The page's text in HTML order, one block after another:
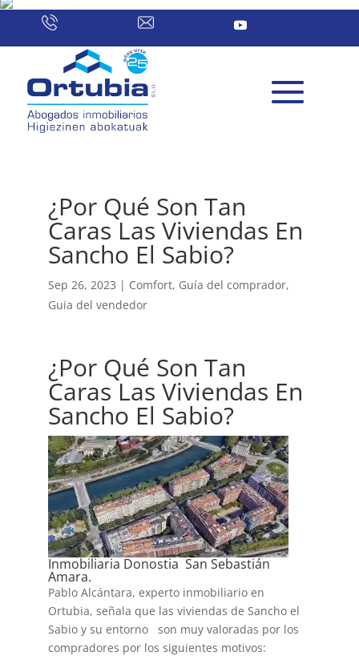
¿Por Qué Son Tan
Caras Las Viviendas En
Sancho El Sabio?
Sep 26, 2023 | Comfort, Guía del comprador,
Guia del vendedor
¿Por Qué Son Tan
Caras Las Viviendas En
Sancho El Sabio?
Inmobiliaria Donostia San Sebastián
Amara.
Pablo Alcántara, experto inmobiliario en
Ortubia, señala que las viviendas de Sancho el
Sabio y su entorno son muy valoradas por los
compradores por los siguientes motivos: